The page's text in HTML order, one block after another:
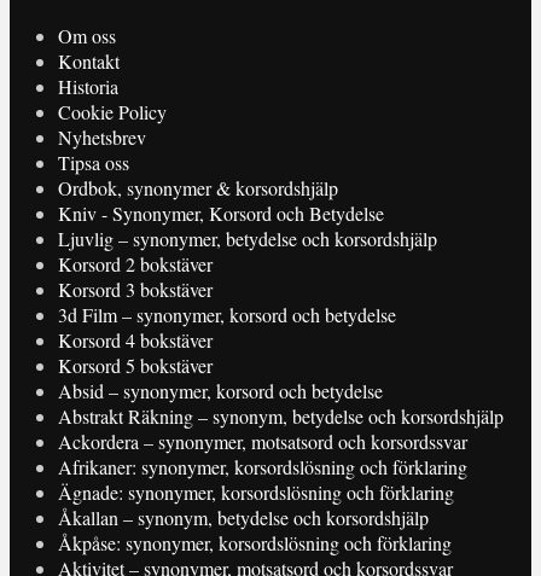
Om oss
Kontakt
Historia
Cookie Policy
Nyhetsbrev
Tipsa oss
Ordbok, synonymer & korsordshjälp
Kniv - Synonymer, Korsord och Betydelse
Ljuvlig – synonymer, betydelse och korsordshjälp
Korsord 2 bokstäver
Korsord 3 bokstäver
3d Film – synonymer, korsord och betydelse
Korsord 4 bokstäver
Korsord 5 bokstäver
Absid – synonymer, korsord och betydelse
Abstrakt Räkning – synonym, betydelse och korsordshjälp
Ackordera – synonymer, motsatsord och korsordssvar
Afrikaner: synonymer, korsordslösning och förklaring
Ägnade: synonymer, korsordslösning och förklaring
Åkallan – synonym, betydelse och korsordshjälp
Åkpåse: synonymer, korsordslösning och förklaring
Aktivitet – synonymer, motsatsord och korsordssvar